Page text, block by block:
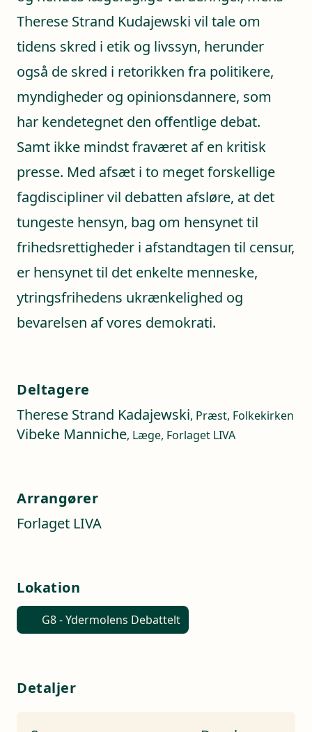
Therese Strand Kudajewski vil tale om
tidens skred i etik og livssyn, herunder
også de skred i retorikken fra politikere,
myndigheder og opinionsdannere, som
har kendetegnet den offentlige debat.
Samt ikke mindst fraværet af en kritisk
presse. Med afsæt i to meget forskellige
fagdiscipliner vil debatten afsløre, at det
tungeste hensyn, bag om hensynet til
frihedsrettigheder i afstandtagen til censur,
er hensynet til det enkelte menneske,
ytringsfrihedens ukrænkelighed og
bevarelsen af vores demokrati.
Deltagere
Therese Strand Kadajewski, Præst, Folkekirken
Vibeke Manniche, Læge, Forlaget LIVA
Arrangører
Forlaget LIVA
Lokation
G8 - Ydermolens Debattelt
Detaljer